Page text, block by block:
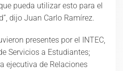
pueda utilizar esto para el
dijo Juan Carlo Ramírez.
presentes por el INTEC,
Servicios a Estudiantes;
ejecutiva de Relaciones